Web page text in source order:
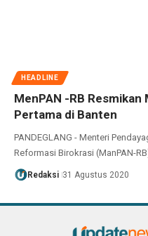
HEADLINE
MenPAN -RB Resmikan
Pertama di Banten
PANDEGLANG - Menteri
Reformasi Birokrasi (ManPAN-
Redaksi 31 Agustus 2020